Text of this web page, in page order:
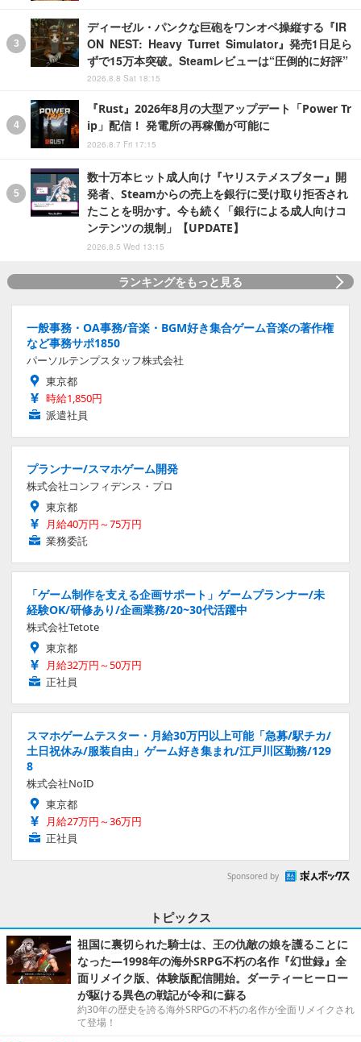
ディーゼル・パンクな巨砲をワンオペ操縦する『IR
ON NEST: Heavy Turret Simulator』発売1日足ら
ずで15万本突破。Steamレビューは“圧倒的に好評”
2026.8.8 Sat 18:15
『Rust』2026年8月の大型アップデート「Power Tr
ip」配信！ 発電所の再稼働が可能に
2026.8.7 Fri 17:15
数十万本ヒット成人向け『ヤリステメスブター』開
発者、Steamからの売上を銀行に受け取り拒否され
たことを明かす。今も続く「銀行による成人向けコ
ンテンツの規制」【UPDATE】
2026.8.5 Wed 13:15
ランキングをもっと見る
一般事務・OA事務/音楽・BGM好き集合ゲーム音楽の著作権
など事務サポ1850
パーソルテンプスタッフ株式会社
東京都
時給1,850円
派遣社員
プランナー/スマホゲーム開発
株式会社コンフィデンス・プロ
東京都
月給40万円～75万円
業務委託
「ゲーム制作を支える企画サポート」ゲームプランナー/未
経験OK/研修あり/企画業務/20~30代活躍中
株式会社Tetote
東京都
月給32万円～50万円
正社員
スマホゲームテスター・月給30万円以上可能「急募/駅チカ/
土日祝休み/服装自由」ゲーム好き集まれ/江戸川区勤務/129
8
株式会社NoID
東京都
月給27万円～36万円
正社員
Sponsored by
トピックス
祖国に裏切られた騎士は、王の仇敵の娘を護ることに
なった―1998年の海外SRPG不朽の名作『幻世録』全
面リメイク版、体験版配信開始。ダーティーヒーロー
が駆ける異色の戦記が令和に蘇る
約30年の歴史を誇る海外SRPGの不朽の名作が全面リメイクされ
て登場！